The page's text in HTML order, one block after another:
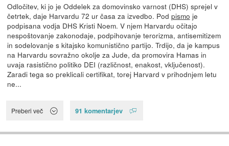
Odločitev, ki jo je Oddelek za domovinsko varnost (DHS) sprejel v
četrtek, daje Harvardu 72 ur časa za izvedbo. Pod pismo je
podpisana vodja DHS Kristi Noem. V njem Harvardu očitajo
nespoštovanje zakonodaje, podpihovanje terorizma, antisemitizem
in sodelovanje s kitajsko komunistično partijo. Trdijo, da je kampus
na Harvardu sovražno okolje za Jude, da promovira Hamas in
uvaja rasistično politiko DEI (različnost, enakost, vključenost).
Zaradi tega so preklicali certifikat, torej Harvard v prihodnjem letu
ne...
Preberi več 91 komentarjev